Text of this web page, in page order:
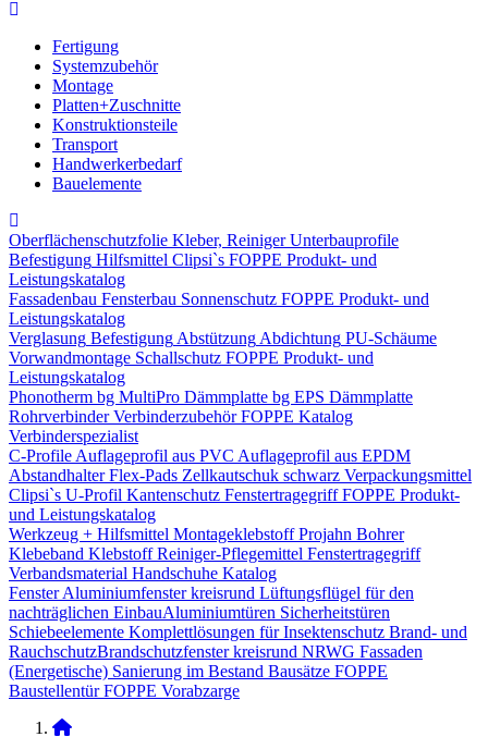
Fertigung
Systemzubehör
Montage
Platten+Zuschnitte
Konstruktionsteile
Transport
Handwerkerbedarf
Bauelemente
Oberflächenschutzfolie Kleber, Reiniger Unterbauprofile
Befestigung Hilfsmittel Clipsi`s FOPPE Produkt- und
Leistungskatalog
Fassadenbau Fensterbau Sonnenschutz FOPPE Produkt- und
Leistungskatalog
Verglasung Befestigung Abstützung Abdichtung PU-Schäume
Vorwandmontage Schallschutz FOPPE Produkt- und
Leistungskatalog
Phonotherm bg MultiPro Dämmplatte bg EPS Dämmplatte
Rohrverbinder Verbinderzubehör FOPPE Katalog
Verbinderspezialist
C-Profile Auflageprofil aus PVC Auflageprofil aus EPDM
Abstandhalter Flex-Pads Zellkautschuk schwarz Verpackungsmittel
Clipsi`s U-Profil Kantenschutz Fenstertragegriff FOPPE Produkt-
und Leistungskatalog
Werkzeug + Hilfsmittel Montageklebstoff Projahn Bohrer
Klebeband Klebstoff Reiniger-Pflegemittel Fenstertragegriff
Verbandsmaterial Handschuhe Katalog
Fenster Aluminiumfenster kreisrund Lüftungsflügel für den
nachträglichen Einbau​Aluminiumtüren Sicherheitstüren
Schiebeelemente Komplettlösungen für Insektenschutz Brand- und
Rauchschutz​Brandschutzfenster kreisrund NRWG Fassaden
(Energetische) Sanierung im Bestand Bausätze FOPPE
Baustellentür FOPPE Vorabzarge